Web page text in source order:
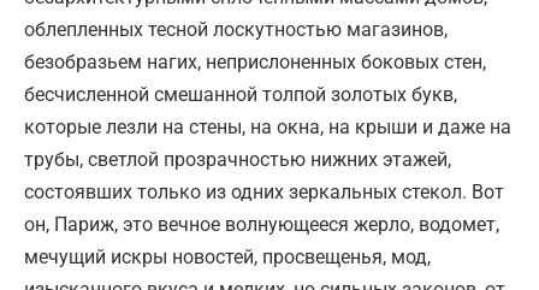
облепленных тесной лоскутностью магазинов,
безобразьем нагих, неприслоненных боковых стен,
бесчисленной смешанной толпой золотых букв,
которые лезли на стены, на окна, на крыши и даже на
трубы, светлой прозрачностью нижних этажей,
состоявших только из одних зеркальных стекол. Вот
он, Париж, это вечное волнующееся жерло, водомет,
мечущий искры новостей, просвещенья, мод,